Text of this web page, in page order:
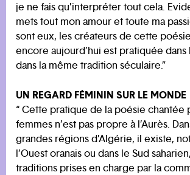
je ne fais qu’interpréter tout cela.
mets tout mon amour et toute ma
sont eux, les créateurs de cette
encore aujourd’hui est pratiquée dans
dans la même tradition séculaire.”
UN REGARD FÉMININ SUR LE MONDE
“ Cette pratique de la poésie chantée
femmes n’est pas propre à l’Aurès.
grandes régions d’Algérie, il existe,
l’Ouest oranais ou dans le Sud
traditions prises en charge par la